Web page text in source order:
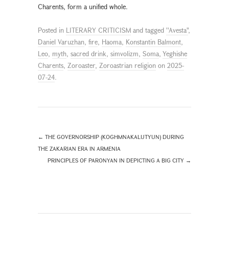
Charents, form a unified whole.
Posted in LITERARY CRITICISM and tagged ''Avesta",
Daniel Varuzhan, fire, Haoma, Konstantin Balmont,
Leo, myth, sacred drink, simvolizm, Soma, Yeghishe
Charents, Zoroaster, Zoroastrian religion on 2025-
07-24.
← THE GOVERNORSHIP (KOGHMNAKALUTYUN) DURING
THE ZAKARIAN ERA IN ARMENIA
PRINCIPLES OF PARONYAN IN DEPICTING A BIG CITY →